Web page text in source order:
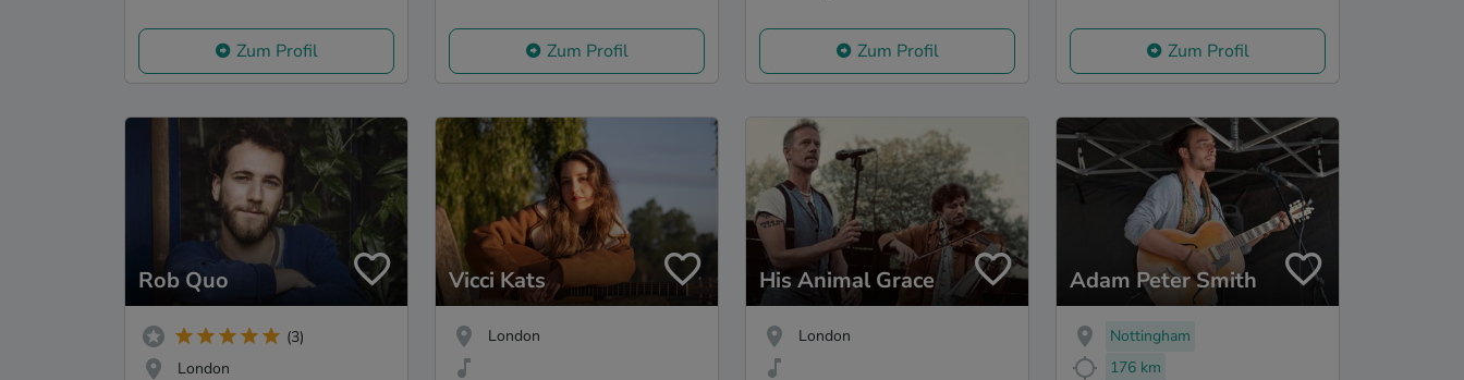
Zum Profil Zum Profil Zum Profil Zum Profil
Rob Quo
(3)
London
Vicci Kats
London
His Animal Grace
London
Adam Peter Smith
Nottingham
176 km